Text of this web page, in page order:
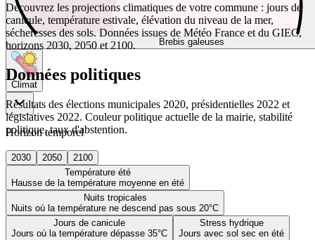
Brebis galeuses
Climat
Horizon temporel
2030 2050
2100
Température été
Hausse de la température moyenne en été
Nuits tropicales
Nuits où la température ne descend pas sous 20°C
Jours de canicule
Jours où la température dépasse 35°C
Stress hydrique
Jours avec sol sec en été
Découvrez les projections climatiques de votre commune : jours de
canicule, température estivale, élévation du niveau de la mer,
sécheresses des sols. Données issues de Météo France et du GIEC,
horizons 2030, 2050 et 2100.
Données politiques
Résultats des élections municipales 2020, présidentielles 2022 et
législatives 2022. Couleur politique actuelle de la mairie, stabilité
politique, taux d'abstention.